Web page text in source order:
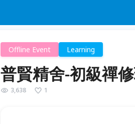
Offline Event Learning
普賢精舍-初級禪
3,638 1